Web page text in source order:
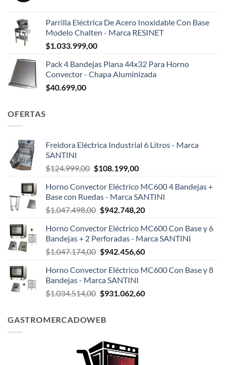
Parrilla Eléctrica De Acero Inoxidable Con Base
Modelo Chalten - Marca RESINET
$1.033.999,00
Pack 4 Bandejas Plana 44x32 Para Horno
Convector - Chapa Aluminizada
$40.699,00
OFERTAS
Freidora Eléctrica Industrial 6 Litros - Marca
SANTINI
$124.999,00 El
original
era:
$124.999,00.
$108.199,00El
actual
es:
$108.199,00.
Horno Convector Eléctrico MC600 4 Bandejas +
Base con Ruedas - Marca SANTINI
$1.047.498,00 El
original
era:
$1.047.498,00.
$942.748,20El
actual
es:
$942.748,20.
Horno Convector Eléctrico MC600 Con Base y 6
Bandejas + 2 Perforadas - Marca SANTINI
$1.047.174,00 El
original
era:
$1.047.174,00.
$942.456,60El
actual
$942.456,60.
Horno Convector Eléctrico MC600 Con Base y 8
Bandejas - Marca SANTINI
$1.034.514,00 El
era:
$931.062,60El
GASTROMERCADOWEB